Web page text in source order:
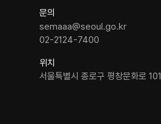
문의
semaaa@seoul.go.kr
02-2124-7400
위치
서울특별시 종로구 평창문화로 101